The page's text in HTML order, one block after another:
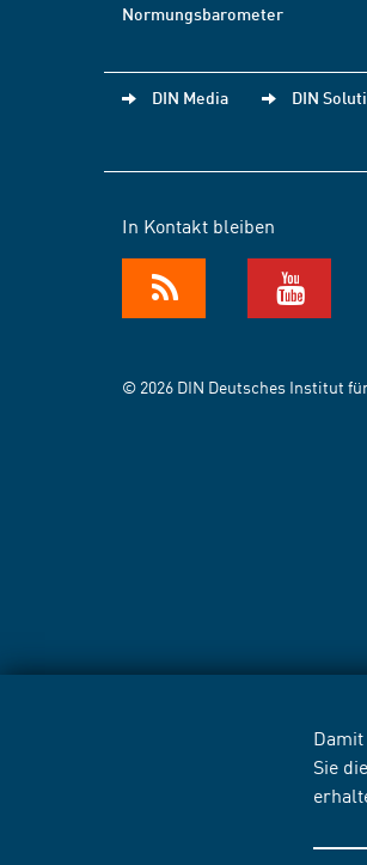
Sie
Normungsbarometer
DIN Media DIN
In Kontakt bleiben
© 2026 DIN Deutsches Institut